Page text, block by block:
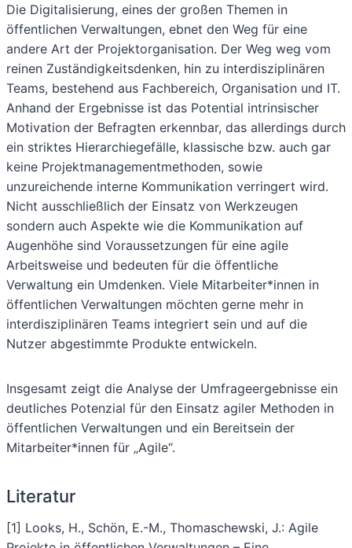
Die Digitalisierung, eines der großen Themen in
öffentlichen Verwaltungen, ebnet den Weg für eine
andere Art der Projektorganisation. Der Weg weg vom
reinen Zuständigkeitsdenken, hin zu interdisziplinären
Teams, bestehend aus Fachbereich, Organisation und IT.
Anhand der Ergebnisse ist das Potential intrinsischer
Motivation der Befragten erkennbar, das allerdings durch
ein striktes Hierarchiegefälle, klassische bzw. auch gar
keine Projektmanagementmethoden, sowie
unzureichende interne Kommunikation verringert wird.
Nicht ausschließlich der Einsatz von Werkzeugen
sondern auch Aspekte wie die Kommunikation auf
Augenhöhe sind Voraussetzungen für eine agile
Arbeitsweise und bedeuten für die öffentliche
Verwaltung ein Umdenken. Viele Mitarbeiter*innen in
öffentlichen Verwaltungen möchten gerne mehr in
interdisziplinären Teams integriert sein und auf die
Nutzer abgestimmte Produkte entwickeln.
Insgesamt zeigt die Analyse der Umfrageergebnisse ein
deutliches Potenzial für den Einsatz agiler Methoden in
öffentlichen Verwaltungen und ein Bereitsein der
Mitarbeiter*innen für „Agile“.
Literatur
[1] Looks, H., Schön, E.-M., Thomaschewski, J.: Agile